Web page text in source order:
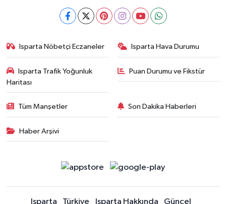
Isparta Nöbetçi Eczaneler Isparta Hava Durumu
Isparta Trafik Yoğunluk
Haritası
Puan Durumu ve Fikstür
Tüm Manşetler Son Dakika Haberleri
Haber Arşivi
Isparta Türkiye Isparta Hakkında Güncel